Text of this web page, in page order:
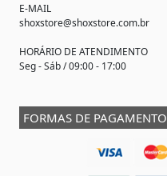
E-MAIL
shoxstore@shoxstore.com.br
HORÁRIO DE ATENDIMENTO
Seg - Sáb / 09:00 - 17:00
FORMAS DE PAGAMENTO